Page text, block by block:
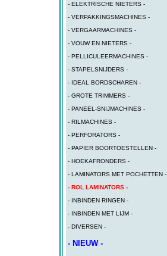
- ELEKTRISCHE NIETERS -
- VERPAKKINGSMACHINES -
- VERGAARMACHINES -
- VOUW EN NIETERS -
- PELLICULEERMACHINES -
- STAPELSNIJDERS -
- IDEAL BORDSCHAREN -
- GROTE TRIMMERS -
- PANEEL-SNIJMACHINES -
- RILMACHINES -
- PERFORATORS -
- PAPIER BOORTOESTELLEN -
- HOEKAFRONDERS -
- LAMINATORS MET POCHETTEN -
- ROL LAMINATORS -
- INBINDEN RINGEN -
- INBINDEN MET LIJM -
- DIVERSEN -
- NIEUW -